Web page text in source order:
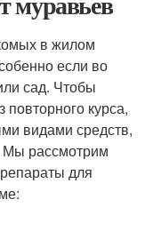
в жилом
если во
сад. Чтобы
курса,
видами средств,
Мы рассмотрим
для